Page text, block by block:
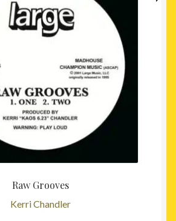
Raw Grooves
Kerri Chandler